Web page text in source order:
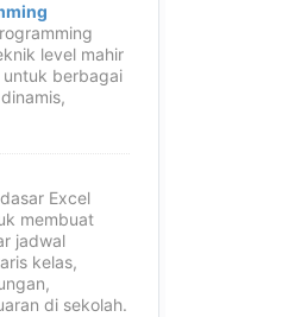
level mahir
berbagai
Excel
membuat
jadwal
kelas,
di sekolah.